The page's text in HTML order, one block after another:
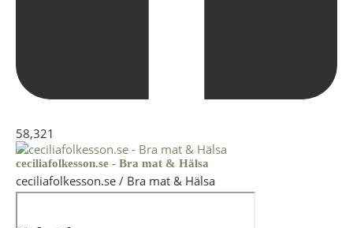
58,321
ceciliafolkesson.se - Bra mat & Hälsa
ceciliafolkesson.se / Bra mat & Hälsa